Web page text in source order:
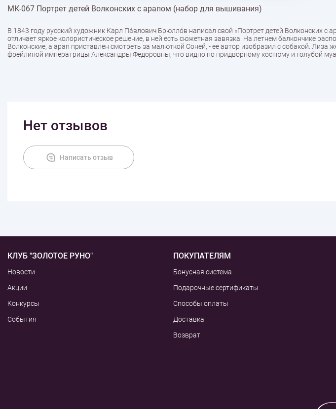
МК-067 Портрет детей Волконских с арапом (набор для вышивания)
В 1843 году русский художник Карл Па́влович Брюлло́в написал свой «Портрет детей Волконских с
отличает яркое колористическое решение, в ней есть сюжетная завязка. На летнем балкончике
Волконские, а арап приставлен смотреть за малюткой Соней, - ее автор изобразил с собакой. Лиза
фрейлиной императрицы Александры Федоровны, что видно по придворному костюму и голубой
Нет отзывов
Написать отзыв
КЛУБ "ЗОЛОТОЕ РУНО"
Новости
Акции
Конкурсы
События
ПОКУПАТЕЛЯМ
Бонусная система
Подарочные сертификаты
Способы оплаты
Доставка
Возврат